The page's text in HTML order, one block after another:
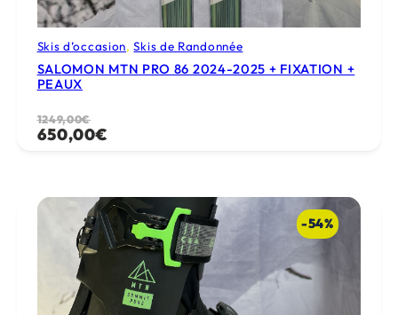
Skis d’occasion, Skis de Randonnée
SALOMON MTN PRO 86 2024-2025 + FIXATION +
PEAUX
1249,00€
Le
prix
1249,00€.
650,00€
Le
prix
650,00€.
-54%